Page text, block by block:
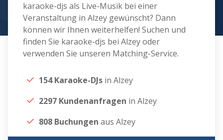
karaoke-djs als Live-Musik bei einer
Veranstaltung in Alzey gewünscht? Dann
können wir Ihnen weiterhelfen! Suchen und
finden Sie karaoke-djs bei Alzey oder
verwenden Sie unseren Matching-Service.
154 Karaoke-DJs in Alzey
2297 Kundenanfragen in Alzey
808 Buchungen aus Alzey